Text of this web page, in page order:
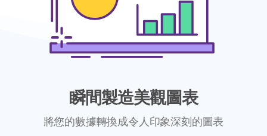
瞬間製造美觀圖表
將您的數據轉換成令人印象深刻的圖表